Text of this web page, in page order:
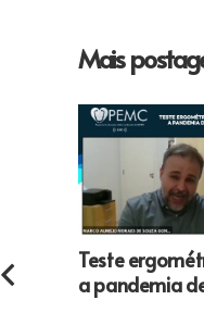
Mais
Teste
a pandemia